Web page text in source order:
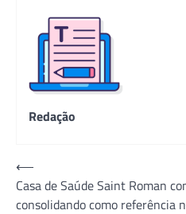
Redação
Navegação
de
⟵
Casa de Saúde Saint Roman
consolidando como referência